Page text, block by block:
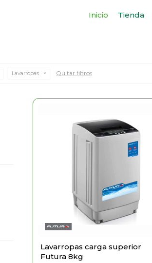
Inicio Tienda
Lavarropas Quitar filtros
Lavarropas carga superior
Futura 8kg